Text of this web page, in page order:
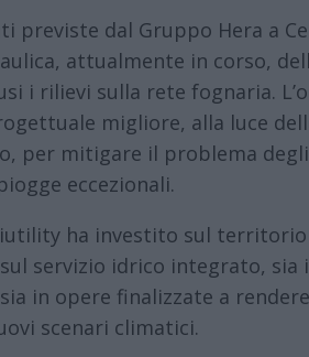
previste dal Gruppo Hera a
attualmente in corso,
i rilievi sulla rete fognaria.
migliore, alla luce
per mitigare il problema
eccezionali.
ha investito sul territorio
servizio idrico integrato,
in opere finalizzate a
scenari climatici.